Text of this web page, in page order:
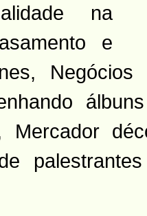
na
e
Mercador